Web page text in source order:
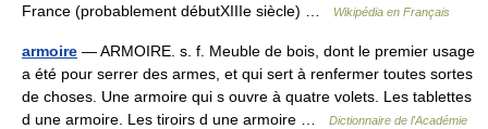
France (probablement débutXIIIe siècle) …
Wikipédia en Français
armoire — ARMOIRE. s. f. Meuble de bois, dont le premier usage
a été pour serrer des armes, et qui sert à renfermer toutes sortes
de choses. Une armoire qui s ouvre à quatre volets. Les tablettes
d une armoire. Les tiroirs d une armoire …
Dictionnaire de l'Académie